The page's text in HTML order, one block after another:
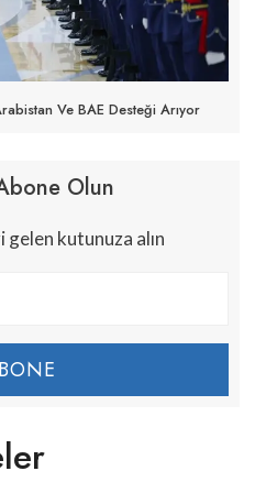
Ve BAE Desteği Arıyor
Olun
gelen kutunuza alın